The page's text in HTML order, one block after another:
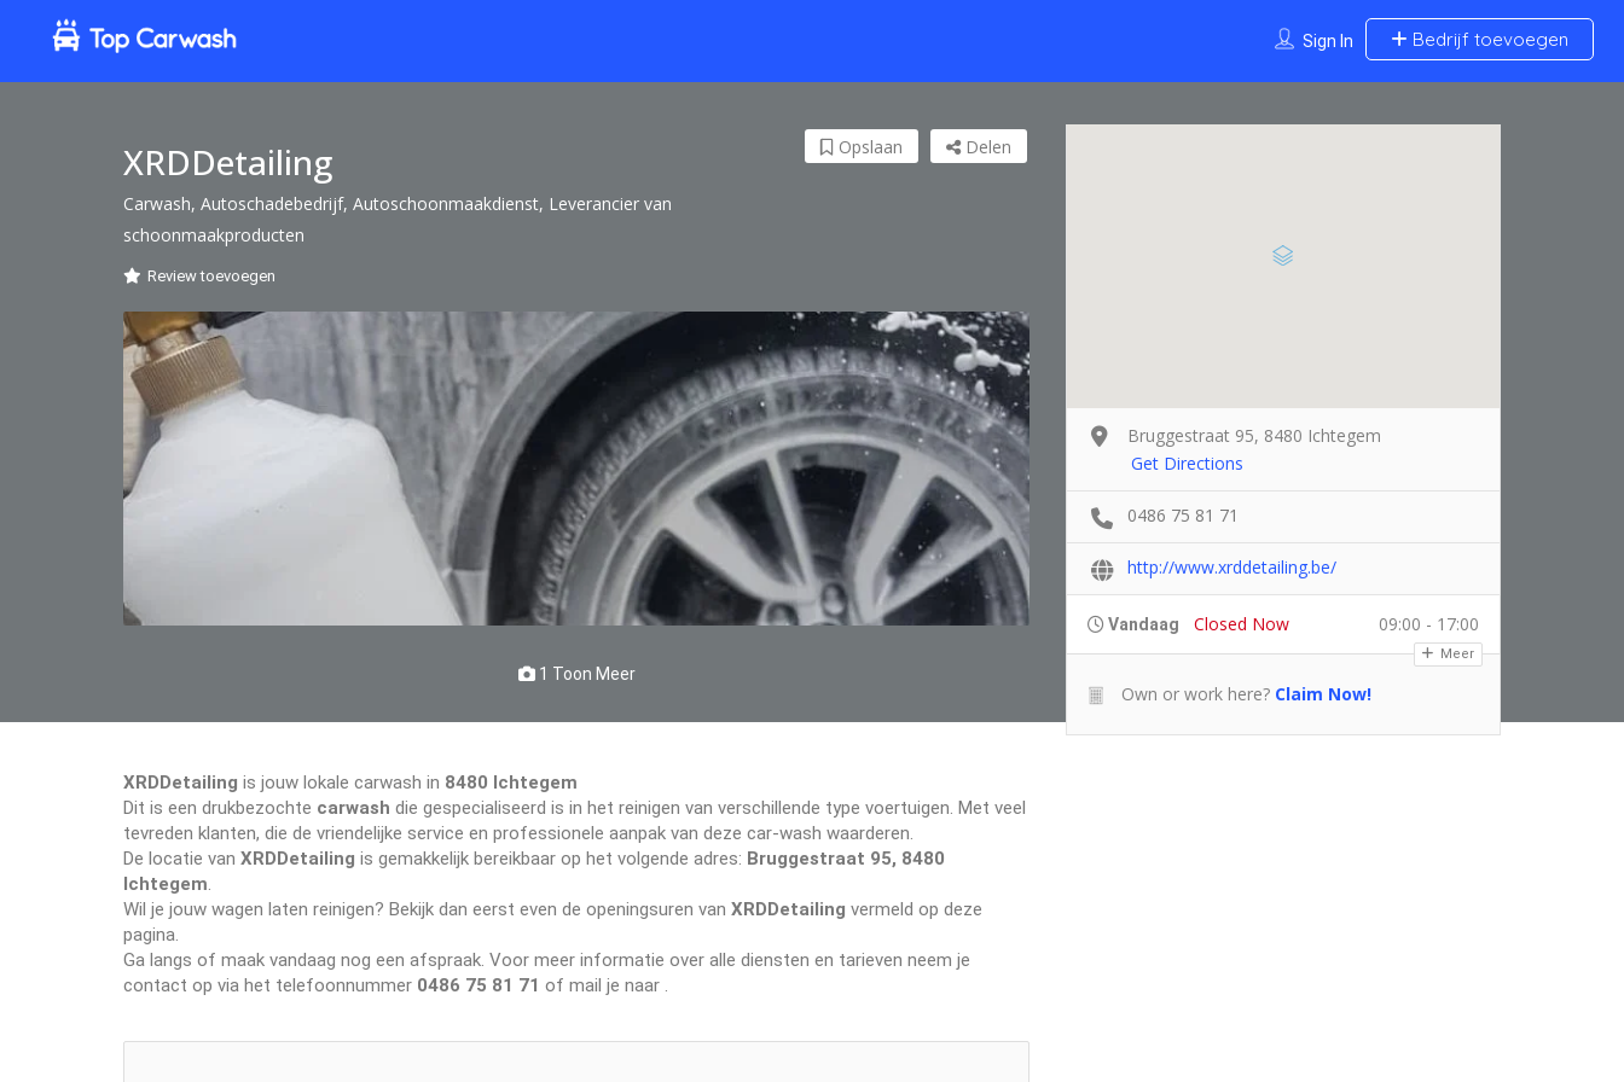
Sign In Bedrijf toevoegen
XRDDetailing
Carwash, Autoschadebedrijf, Autoschoonmaakdienst, Leverancier van
schoonmaakproducten
Review toevoegen
Delen
Opslaan
1 Toon Meer
XRDDetailing is jouw lokale carwash in 8480 Ichtegem
Dit is een drukbezochte carwash die gespecialiseerd is in het reinigen van verschillende type voertuigen. Met veel
tevreden klanten, die de vriendelijke service en professionele aanpak van deze car-wash waarderen.
De locatie van XRDDetailing is gemakkelijk bereikbaar op het volgende adres: Bruggestraat 95, 8480
Ichtegem.
Wil je jouw wagen laten reinigen? Bekijk dan eerst even de openingsuren van XRDDetailing vermeld op deze
pagina.
Ga langs of maak vandaag nog een afspraak. Voor meer informatie over alle diensten en tarieven neem je
contact op via het telefoonnummer 0486 75 81 71 of mail je naar .
Bruggestraat 95, 8480 Ichtegem
Get Directions
0486 75 81 71
http://www.xrddetailing.be/
Vandaag Closed Now 09:00 - 17:00
Meer
Own or work here? Claim Now!